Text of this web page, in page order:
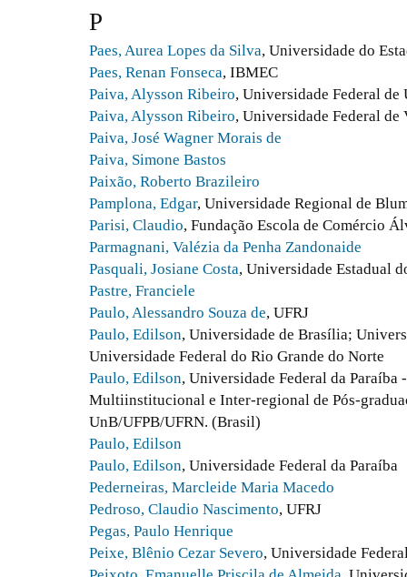
P
Paes, Aurea Lopes da Silva, Universidade do
Paes, Renan Fonseca, IBMEC
Paiva, Alysson Ribeiro, Universidade Federal de
Paiva, Alysson Ribeiro, Universidade Federal de
Paiva, José Wagner Morais de
Paiva, Simone Bastos
Paixão, Roberto Brazileiro
Pamplona, Edgar, Universidade Regional de
Parisi, Claudio, Fundação Escola de Comércio
Parmagnani, Valézia da Penha Zandonaide
Pasquali, Josiane Costa, Universidade Estadual
Pastre, Franciele
Paulo, Alessandro Souza de, UFRJ
Paulo, Edilson, Universidade de Brasília;
Universidade Federal do Rio Grande do Norte
Paulo, Edilson, Universidade Federal da Paraíba
Multiinstitucional e Inter-regional de Pós-
UnB/UFPB/UFRN. (Brasil)
Paulo, Edilson
Paulo, Edilson, Universidade Federal da Paraíba
Pederneiras, Marcleide Maria Macedo
Pedroso, Claudio Nascimento, UFRJ
Pegas, Paulo Henrique
Peixe, Blênio Cezar Severo, Universidade